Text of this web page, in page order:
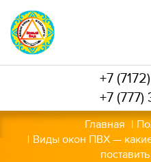
Перейти
основному
содержанию
+7
+7 (777)
Главная
Виды окон ПВХ —